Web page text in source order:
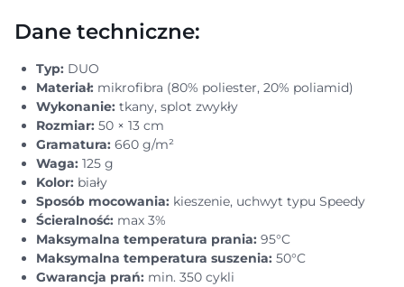
Dane techniczne:
Typ: DUO
Materiał: mikrofibra (80% poliester, 20% poliamid)
Wykonanie: tkany, splot zwykły
Rozmiar: 50 × 13 cm
Gramatura: 660 g/m²
Waga: 125 g
Kolor: biały
Sposób mocowania: kieszenie, uchwyt typu Speedy
Ścieralność: max 3%
Maksymalna temperatura prania: 95°C
Maksymalna temperatura suszenia: 50°C
Gwarancja prań: min. 350 cykli